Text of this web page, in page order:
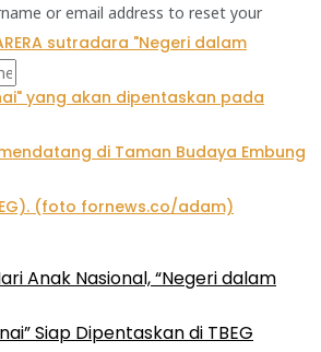
Anak Nasional, “Negeri dalam
Siap Dipentaskan di TBEG
or email address to reset your